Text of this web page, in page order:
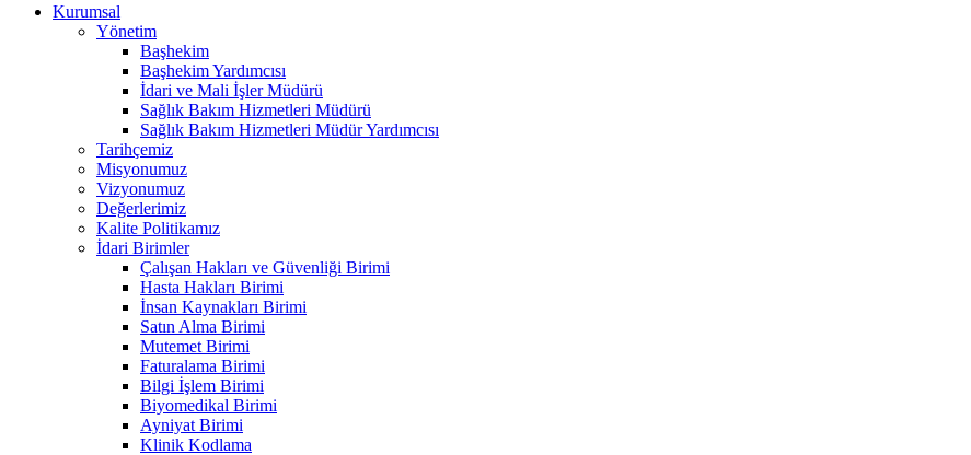
Kurumsal
Yönetim
Başhekim
Başhekim Yardımcısı
İdari ve Mali İşler Müdürü
Sağlık Bakım Hizmetleri Müdürü
Sağlık Bakım Hizmetleri Müdür Yardımcısı
Tarihçemiz
Misyonumuz
Vizyonumuz
Değerlerimiz
Kalite Politikamız
İdari Birimler
Çalışan Hakları ve Güvenliği Birimi
Hasta Hakları Birimi
İnsan Kaynakları Birimi
Satın Alma Birimi
Mutemet Birimi
Faturalama Birimi
Bilgi İşlem Birimi
Biyomedikal Birimi
Ayniyat Birimi
Klinik Kodlama